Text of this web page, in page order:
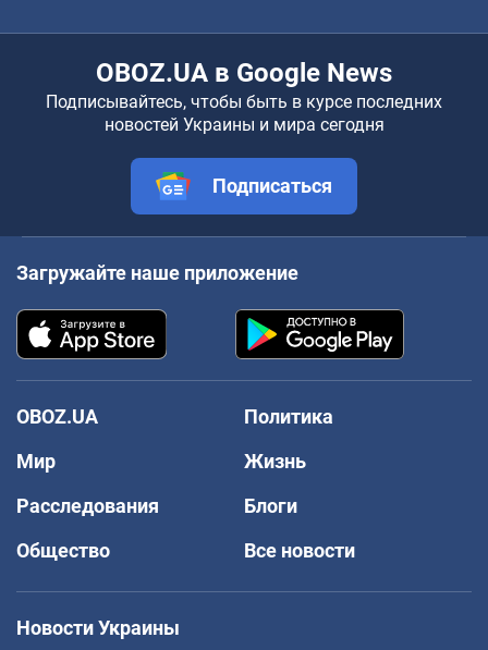
OBOZ.UA в Google News
Подписывайтесь, чтобы быть в курсе последних
новостей Украины и мира сегодня
Подписаться
Загружайте наше приложение
OBOZ.UA
Политика
Мир
Жизнь
Расследования
Блоги
Общество
Все новости
Новости Украины